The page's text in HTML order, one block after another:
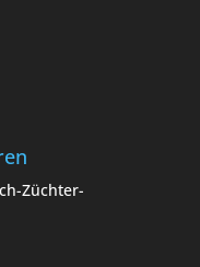
Züchter-